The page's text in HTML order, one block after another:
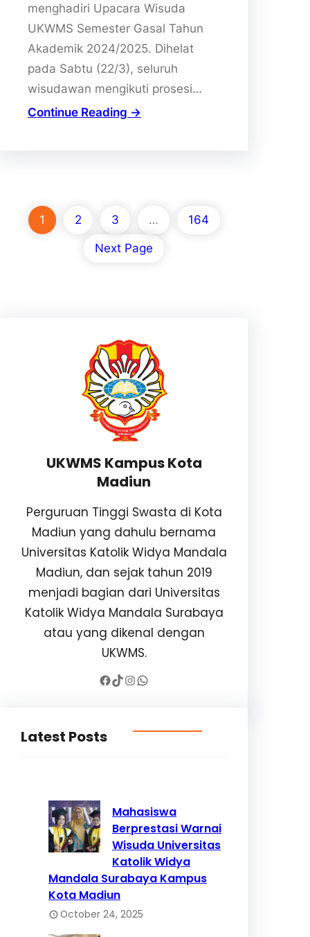
menghadiri Upacara Wisuda
UKWMS Semester Gasal Tahun
Akademik 2024/2025. Dihelat
pada Sabtu (22/3), seluruh
wisudawan mengikuti prosesi…
Continue Reading →
1 2 3 … 164
Next Page
UKWMS Kampus Kota
Madiun
Perguruan Tinggi Swasta di Kota
Madiun yang dahulu bernama
Universitas Katolik Widya Mandala
Madiun, dan sejak tahun 2019
menjadi bagian dari Universitas
Katolik Widya Mandala Surabaya
atau yang dikenal dengan
UKWMS.
Facebook TikTok InstagramWhatsApp
Latest Posts
Mahasiswa
Berprestasi Warnai
Wisuda Universitas
Katolik Widya
Mandala Surabaya Kampus
Kota Madiun
October 24, 2025